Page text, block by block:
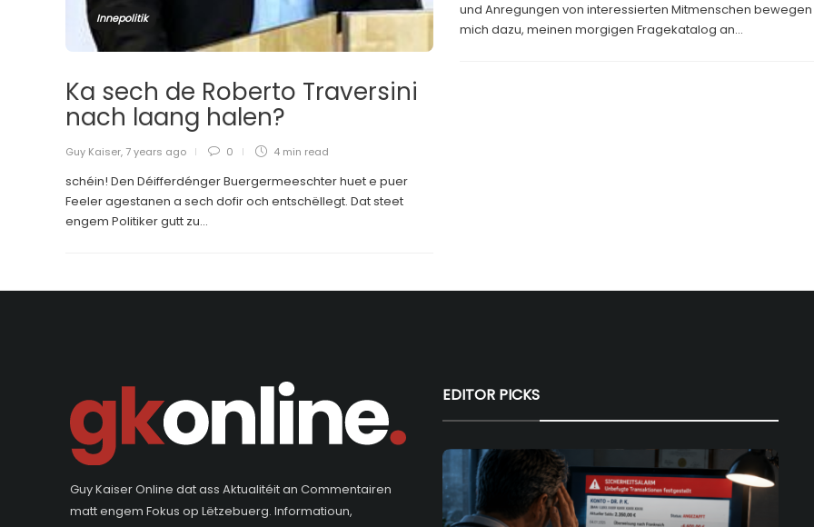
Innepolitik
Ka sech de Roberto Traversini
nach laang halen?
Guy Kaiser, 7 years ago 0 4 min read
schéin! Den Déifferdénger Buergermeeschter huet e puer
Feeler agestanen a sech dofir och entschëllegt. Dat steet
engem Politiker gutt zu...
und Anregungen von interessierten Mitmenschen bewegen
mich dazu, meinen morgigen Fragekatalog an...
Guy Kaiser Online dat ass Aktualitéit an Commentairen
matt engem Fokus op Lëtzebuerg. Informatioun,
EDITOR PICKS